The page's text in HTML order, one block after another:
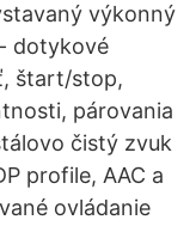
výkonný
dotykové
štart/stop,
párovania
čistý zvuk
profile, AAC a
ovládanie